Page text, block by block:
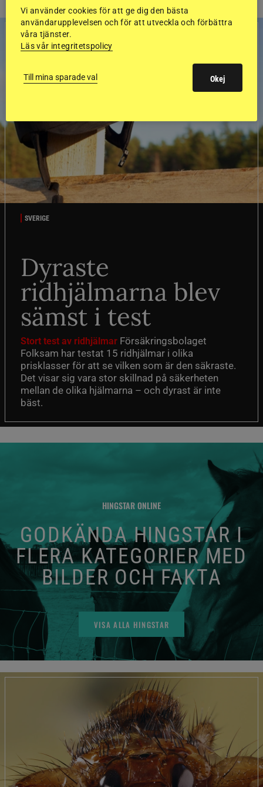
SVERIGE
Dyraste
ridhjälmarna blev
sämst i test
Stort test av ridhjälmar Försäkringsbolaget
Folksam har testat 15 ridhjälmar i olika
prisklasser för att se vilken som är den säkraste.
Det visar sig vara stor skillnad på säkerheten
mellan de olika hjälmarna – och dyrast är inte
bäst.
HINGSTAR ONLINE
GODKÄNDA HINGSTAR I
FLERA KATEGORIER MED
BILDER OCH FAKTA
VISA ALLA HINGSTAR
Vi använder cookies för att ge dig den bästa
användarupplevelsen och för att utveckla och förbättra
våra tjänster.
Läs vår integritetspolicy
Till mina sparade val Okej